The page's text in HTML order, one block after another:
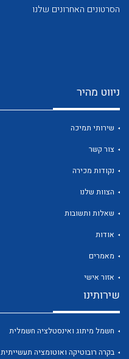
לכל מוצרי היצרן
הסרטונים האחרונים שלנו
ניווט מהיר
שירותי תמיכה
צור קשר
נקודות מכירה
הצוות שלנו
שאלות ותשובות
אודות
מאמרים
אזור אישי
שירותינו
חשמל מיתוג ואינסטלציה חשמלית
בקרה רובוטיקה ואוטומציה תעשייתית